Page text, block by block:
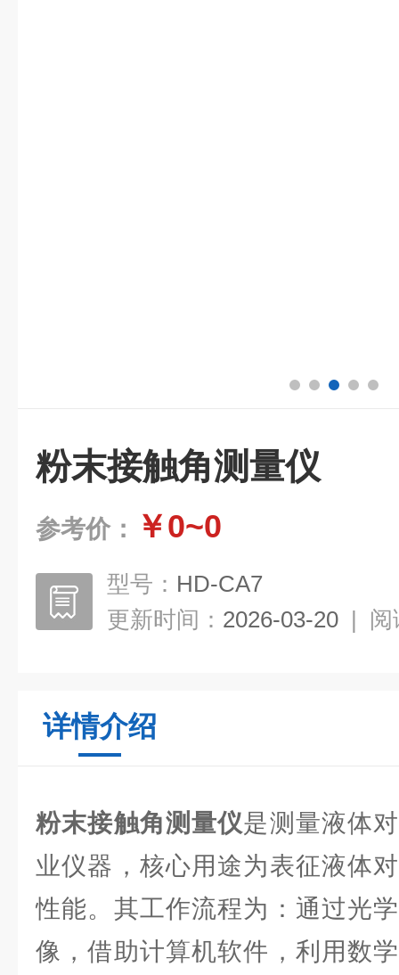
粉末接触角测量仪
参考价： ￥0~0
型号： HD-CA7
更新时间： 2026-03-20 | 阅
详情介绍
粉末接触角测量仪是测量液体
业仪器，核心用途为表征液体
性能。其工作流程为：通过光
像，借助计算机软件，利用数